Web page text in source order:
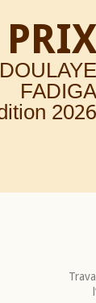
PRIX
FADIGA
2026